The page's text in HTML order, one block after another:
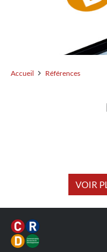
Accueil Références
VOIR